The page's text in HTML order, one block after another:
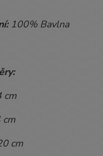
100% Bavlna
cm